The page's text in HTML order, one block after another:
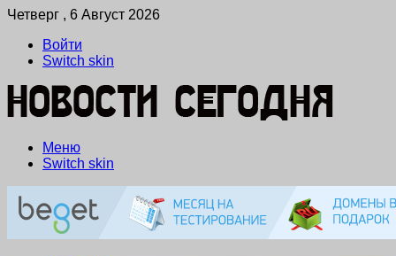
Четверг , 6 Август 2026
Войти
Switch skin
Меню
Switch skin